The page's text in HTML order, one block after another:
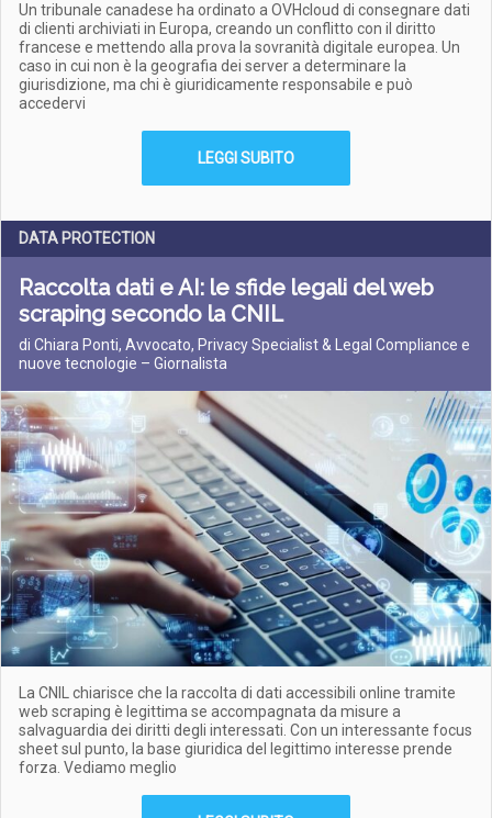
Un tribunale canadese ha ordinato a OVHcloud di consegnare dati
di clienti archiviati in Europa, creando un conflitto con il diritto
francese e mettendo alla prova la sovranità digitale europea. Un
caso in cui non è la geografia dei server a determinare la
giurisdizione, ma chi è giuridicamente responsabile e può
accedervi
LEGGI SUBITO
DATA PROTECTION
Raccolta dati e AI: le sfide legali del web
scraping secondo la CNIL
di Chiara Ponti, Avvocato, Privacy Specialist & Legal Compliance e
nuove tecnologie – Giornalista
La CNIL chiarisce che la raccolta di dati accessibili online tramite
web scraping è legittima se accompagnata da misure a
salvaguardia dei diritti degli interessati. Con un interessante focus
sheet sul punto, la base giuridica del legittimo interesse prende
forza. Vediamo meglio